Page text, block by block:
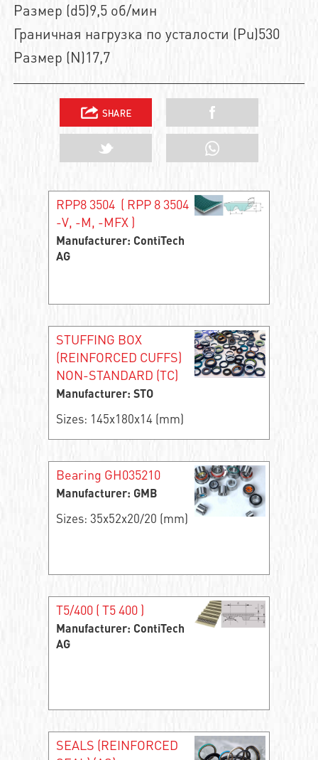
Размер (d5)9,5 об/мин
Граничная нагрузка по усталости (Pu)530
Размер (N)17,7
RPP8 3504 ( RPP 8 3504
-V, -M, -MFX )
Manufacturer: ContiTech
AG
STUFFING BOX
(REINFORCED CUFFS)
NON-STANDARD (TC)
Manufacturer: STO
Sizes: 145x180x14 (mm)
Bearing GH035210
Manufacturer: GMB
Sizes: 35x52x20/20 (mm)
T5/400 ( Т5 400 )
Manufacturer: ContiTech
AG
SEALS (REINFORCED